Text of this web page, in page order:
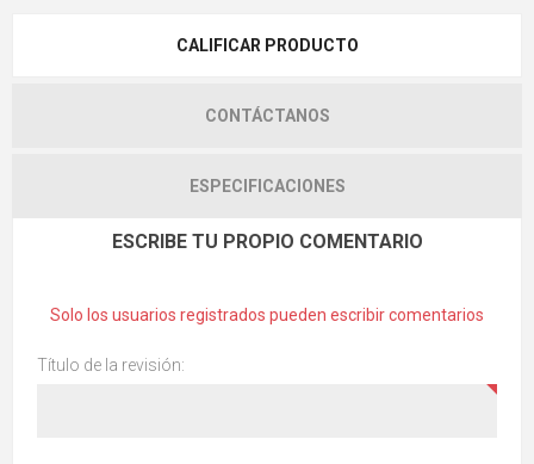
CALIFICAR PRODUCTO
CONTÁCTANOS
ESPECIFICACIONES
ESCRIBE TU PROPIO COMENTARIO
Solo los usuarios registrados pueden escribir comentarios
Título de la revisión: